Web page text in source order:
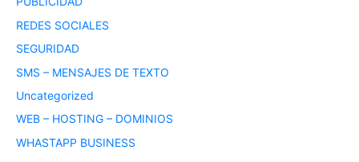
REDES SOCIALES
SEGURIDAD
SMS – MENSAJES DE TEXTO
Uncategorized
WEB – HOSTING – DOMINIOS
WHASTAPP BUSINESS